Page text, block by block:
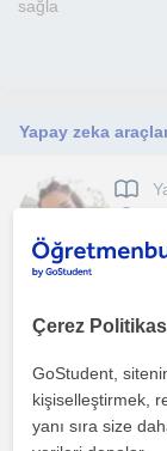
sağla
beraber
1. ders ücretsiz
daha
Çerez
GoStudent,
kişiselleştirmek,
yanı sıra size